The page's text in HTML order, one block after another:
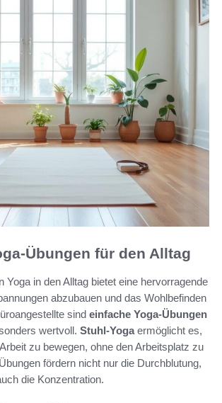
Übungen für den Alltag
Yoga in den Alltag bietet eine hervorragende
abzubauen und das Wohlbefinden
sind einfache Yoga-Übungen
wertvoll. Stuhl-Yogaermöglicht es,
zu bewegen, ohne den Arbeitsplatz zu
fördern nicht nur die Durchblutung,
die Konzentration.